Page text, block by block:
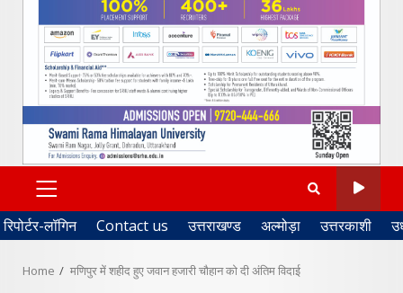
PRIMARY
MENU
रिपोर्टर-लॉगिन Contact us उत्तराखण्ड अल्मोड़ा उत्तरकाशी
Home मणिपुर में शहीद हुए जवान हजारी चौहान को दी अंतिम विदाई